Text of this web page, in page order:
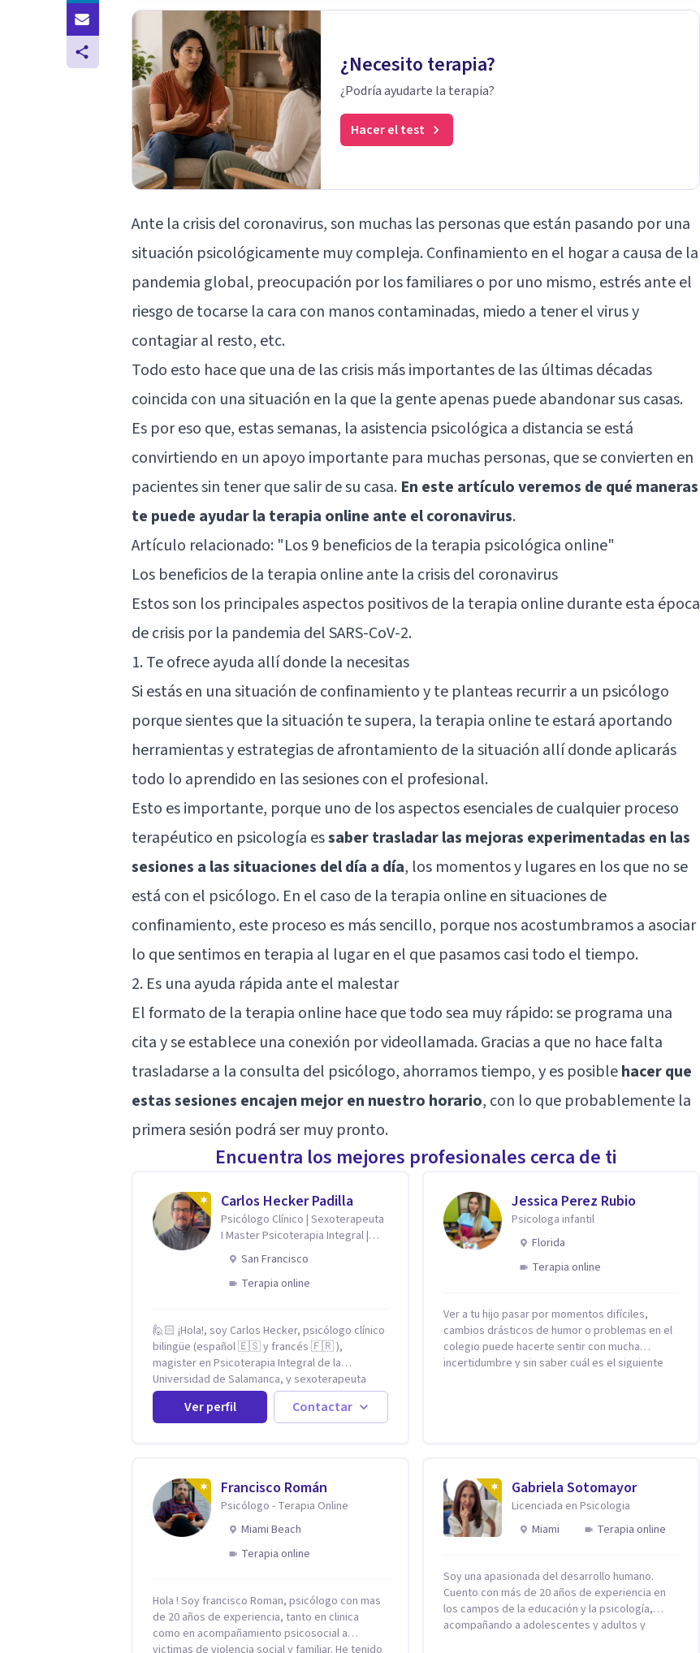
¿Necesito terapia?
¿Podría ayudarte la terapia?
Hacer el test
Ante la crisis del coronavirus, son muchas las personas que están pasando por una
situación psicológicamente muy compleja. Confinamiento en el hogar a causa de la
pandemia global, preocupación por los familiares o por uno mismo, estrés ante el
riesgo de tocarse la cara con manos contaminadas, miedo a tener el virus y
contagiar al resto, etc.
Todo esto hace que una de las crisis más importantes de las últimas décadas
coincida con una situación en la que la gente apenas puede abandonar sus casas.
Es por eso que, estas semanas, la asistencia psicológica a distancia se está
convirtiendo en un apoyo importante para muchas personas, que se convierten en
pacientes sin tener que salir de su casa. En este artículo veremos de qué maneras
te puede ayudar la terapia online ante el coronavirus.
Artículo relacionado: "Los 9 beneficios de la terapia psicológica online"
Los beneficios de la terapia online ante la crisis del coronavirus
Estos son los principales aspectos positivos de la terapia online durante esta época
de crisis por la pandemia del SARS-CoV-2.
1. Te ofrece ayuda allí donde la necesitas
Si estás en una situación de confinamiento y te planteas recurrir a un psicólogo
porque sientes que la situación te supera, la terapia online te estará aportando
herramientas y estrategias de afrontamiento de la situación allí donde aplicarás
todo lo aprendido en las sesiones con el profesional.
Esto es importante, porque uno de los aspectos esenciales de cualquier proceso
terapéutico en psicología essaber trasladar las mejoras experimentadas en las
sesiones a las situaciones del día a día, los momentos y lugares en los que no se
está con el psicólogo. En el caso de la terapia online en situaciones de
confinamiento, este proceso es más sencillo, porque nos acostumbramos a asociar
lo que sentimos en terapia al lugar en el que pasamos casi todo el tiempo.
2. Es una ayuda rápida ante el malestar
El formato de la terapia online hace que todo sea muy rápido: se programa una
cita y se establece una conexión por videollamada. Gracias a que no hace falta
trasladarse a la consulta del psicólogo, ahorramos tiempo, y es posiblehacer que
estas sesiones encajen mejor en nuestro horario, con lo que probablemente la
primera sesión podrá ser muy pronto.
Encuentra los mejores profesionales cerca de ti
Carlos Hecker Padilla
Psicólogo Clínico | Sexoterapeuta
I Master Psicoterapia Integral |
Terapeuta de Pareja
San Francisco
Terapia online
🙋🏻 ¡Hola!, soy Carlos Hecker, psicólogo clínico
bilingüe (español 🇪🇸 y francés 🇫🇷 ),
magister en Psicoterapia Integral de la
Universidad de Salamanca, y sexoterapeuta
certificado en Francia. Trabajo con personas
que sienten que algo en su vida dejó de calzar:
ansiedad que se desborda, tristeza que no se
la sexualidad y la identidad que necesitan un
espacio seguro para ser habladas. Mi
orientación teórica integra una mirada
Humanista-Relacional con Terapia Breve, donde
el modo en que te vinculas ocupa un lugar
central: cómo te relacionas contigo, con las
especialización en sexoterapia, por lo que
también acompaño temas de salud sexual,
terapia de pareja, diversidad sexual y de
Ver perfil Contactar
Jessica Perez Rubio
Psicologa infantil
Florida
Terapia online
Ver a tu hijo pasar por momentos difíciles,
cambios drásticos de humor o problemas en el
colegio puede hacerte sentir con mucha
incertidumbre y sin saber cuál es el siguiente
adaptadas a la edad de cada menor, dejando de
lado las etiquetas y los tecnicismos. Mi forma
de trabajar se centra en entender las
emociones que hay detrás del comportamiento,
ayudándoles a desarrollar la confianza
fortaleciendo la comunicación entre ustedes.
Acompaño a niños y adolescentes que están
lidiando con la ansiedad, la timidez, la rebeldía o
dificultades escolares, así como a padres que
Francisco Román
Psicólogo - Terapia Online
Miami Beach
Terapia online
Hola ! Soy francisco Roman, psicólogo con mas
de 20 años de experiencia, tanto en clinica
como en acompañamiento psicosocial a
victimas de violencia social y familiar. He tenido
Gabriela Sotomayor
Licenciada en Psicologia
Miami
Terapia online
Soy una apasionada del desarrollo humano.
Cuento con más de 20 años de experiencia en
los campos de la educación y la psicología,
acompañando a adolescentes y adultos y